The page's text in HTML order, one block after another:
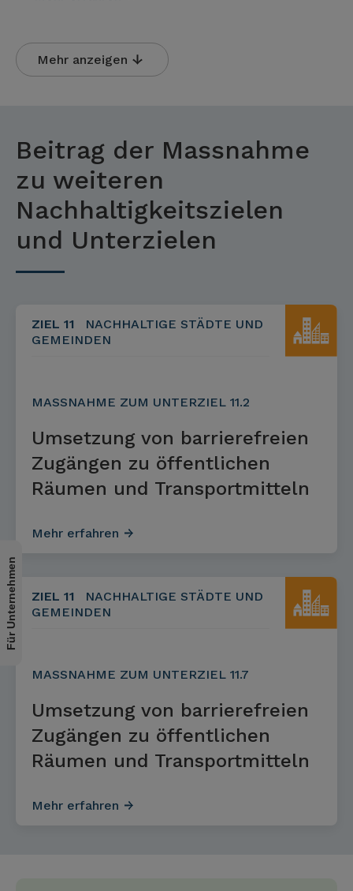
Mehr anzeigen
Beitrag der Massnahme
zu weiteren
Nachhaltigkeitszielen
und Unterzielen
ZIEL 11
NACHHALTIGE STÄDTE UND
GEMEINDEN
MASSNAHME ZUM UNTERZIEL 11.2
Umsetzung von barrierefreien
Zugängen zu öffentlichen
Räumen und Transportmitteln
Mehr erfahren
ZIEL 11
NACHHALTIGE STÄDTE UND
GEMEINDEN
MASSNAHME ZUM UNTERZIEL 11.7
Umsetzung von barrierefreien
Zugängen zu öffentlichen
Räumen und Transportmitteln
Mehr erfahren
Für Unternehmen